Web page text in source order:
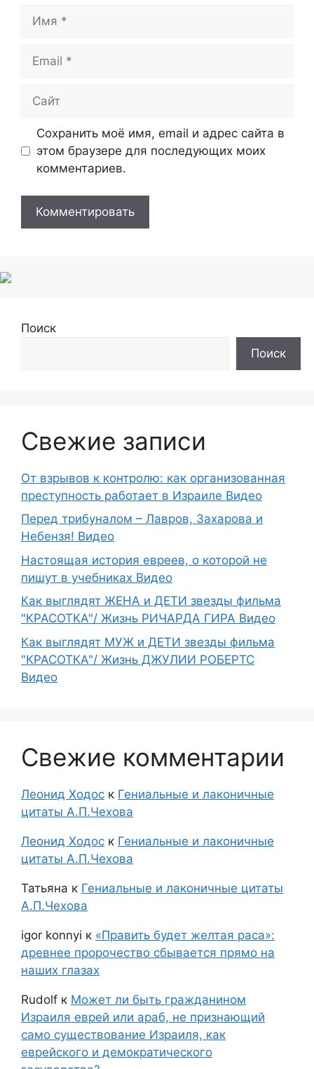
Имя
Email
Сайт
Сохранить моё имя, email и адрес сайта в
этом браузере для последующих моих
комментариев.
Поиск
Поиск
Свежие записи
От взрывов к контролю: как организованная
преступность работает в Израиле Видео
Перед трибуналом – Лавров, Захарова и
Небензя! Видео
Настоящая история евреев, о которой не
пишут в учебниках Видео
Как выглядят ЖЕНА и ДЕТИ звезды фильма
"КРАСОТКА"/ Жизнь РИЧАРДА ГИРА Видео
Как выглядят МУЖ и ДЕТИ звезды фильма
"КРАСОТКА"/ Жизнь ДЖУЛИИ РОБЕРТС
Видео
Свежие комментарии
Леонид Ходос к Гениальные и лаконичные
цитаты А.П.Чехова
Леонид Ходос к Гениальные и лаконичные
цитаты А.П.Чехова
Татьяна к Гениальные и лаконичные цитаты
А.П.Чехова
igor konnyi к «Править будет желтая раса»:
древнее пророчество сбывается прямо на
наших глазах
Rudolf к Может ли быть гражданином
Израиля еврей или араб, не признающий
само существование Израиля, как
еврейского и демократического